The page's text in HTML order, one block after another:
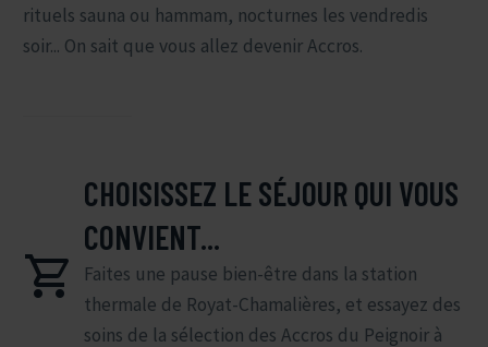
rituels sauna ou hammam, nocturnes les vendredis
soir... On sait que vous allez devenir Accros.


CHOISISSEZ LE SÉJOUR QUI VOUS
CONVIENT...
Faites une pause bien-être dans la station
thermale de Royat-Chamalières, et essayez des
soins de la sélection des Accros du Peignoir à